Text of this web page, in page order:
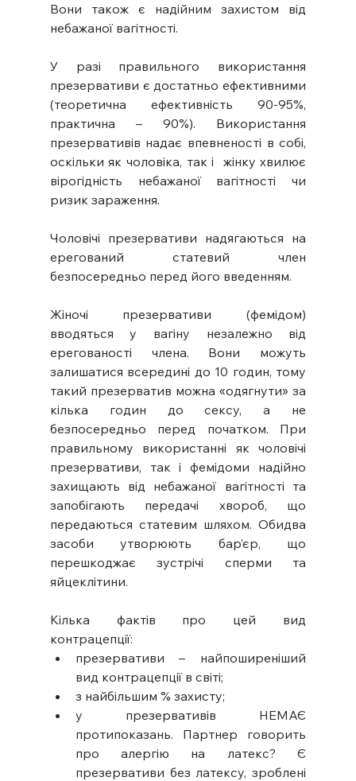
Вони також є надійним захистом від
небажаної вагітності.
У разі правильного використання
презервативи є достатньо ефективними
(теоретична ефективність 90-95%,
практична – 90%). Використання
презервативів надає впевненості в собі,
оскільки як чоловіка, так і  жінку хвилює
вірогідність небажаної вагітності чи
ризик зараження.
Чоловічі презервативи надягаються на
ерегований статевий член
безпосередньо перед його введенням.
Жіночі презервативи (фемідом)
вводяться у вагіну незалежно від
ерегованості члена. Вони можуть
залишатися всередині до 10 годин, тому
такий презерватив можна «одягнути» за
кілька годин до сексу, а не
безпосередньо перед початком. При
правильному використанні як чоловічі
презервативи, так і фемідоми надійно
захищають від небажаної вагітності та
запобігають передачі хвороб, що
передаються статевим шляхом. Обидва
засоби утворюють бар’єр, що
перешкоджає зустрічі сперми та
яйцеклітини.
Кілька фактів про цей вид
контрацепції:⠀
презервативи – найпоширеніший
вид контрацепції в світі;
з найбільшим % захисту;
у презервативів НЕМАЄ
протипоказань. Партнер говорить
про алергію на латекс? Є
презервативи без латексу, зроблені